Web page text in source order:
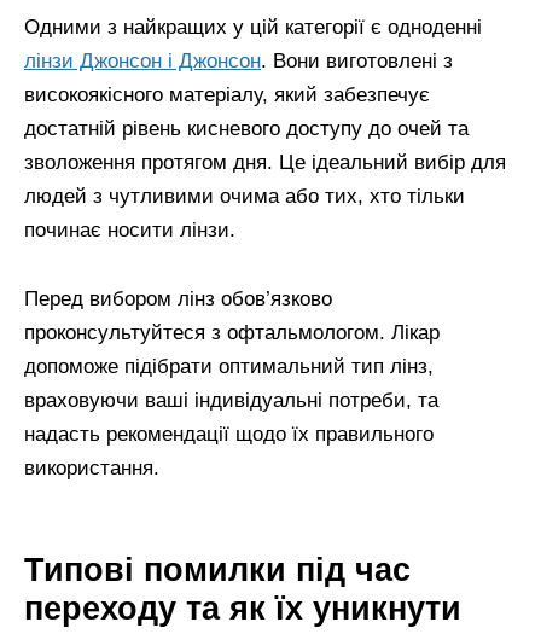
Одними з найкращих у цій категорії є одноденні
лінзи Джонсон і Джонсон. Вони виготовлені з
високоякісного матеріалу, який забезпечує
достатній рівень кисневого доступу до очей та
зволоження протягом дня. Це ідеальний вибір для
людей з чутливими очима або тих, хто тільки
починає носити лінзи.
Перед вибором лінз обов’язково
проконсультуйтеся з офтальмологом. Лікар
допоможе підібрати оптимальний тип лінз,
враховуючи ваші індивідуальні потреби, та
надасть рекомендації щодо їх правильного
використання.
Типові помилки під час
переходу та як їх уникнути